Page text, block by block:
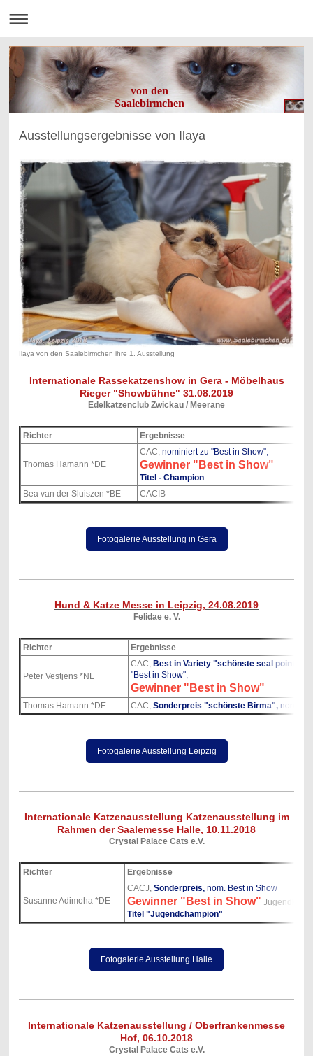
von den
Saalebirmchen
Ausstellungsergebnisse von Ilaya
Ilaya von den Saalebirmchen ihre 1. Ausstellung
Internationale Rassekatzenshow in Gera - Möbelhaus
Rieger "Showbühne" 31.08.2019
Edelkatzenclub Zwickau / Meerane
Richter Ergebnisse
Thomas Hamann *DE
CAC, nominiert zu "Best in Show",
Gewinner "Best in Show"
Titel - Champion
Bea van der Sluiszen *BE
CACIB
Fotogalerie Ausstellung in Gera
Hund & Katze Messe in Leipzig, 24.08.2019
Felidae e. V.
Richter Ergebnisse
Peter Vestjens *NL
CAC, Best in Variety "schönste seal point
"Best in Show",
Gewinner "Best in Show"
Thomas Hamann *DE CAC, Sonderpreis "schönste Birma",
Fotogalerie Ausstellung Leipzig
Internationale Katzenausstellung Katzenausstellung im
Rahmen der Saalemesse Halle, 10.11.2018
Crystal Palace Cats e.V.
Richter Ergebnisse
Susanne Adimoha *DE
CACJ, Sonderpreis,nom. Best in Show
Gewinner "Best in Show"
Titel "Jugendchampion"
Fotogalerie Ausstellung Halle
Internationale Katzenausstellung / Oberfrankenmesse
Hof, 06.10.2018
Crystal Palace Cats e.V.